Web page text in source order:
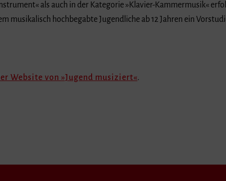
als auch in der Kategorie »Klavier-Kammermusik«
musikalisch hochbegabte Jugendliche ab 12 Jahren ein
Website von »Jugend musiziert«.